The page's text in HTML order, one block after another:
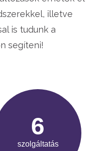
illetve
is tudunk a
segíteni!
7
szolgáltatás